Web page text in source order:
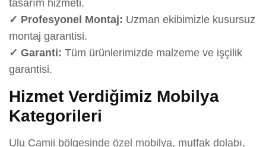
tasarım hizmeti.
✓ Profesyonel Montaj: Uzman ekibimizle kusursuz
montaj garantisi.
✓ Garanti: Tüm ürünlerimizde malzeme ve işçilik
garantisi.
Hizmet Verdiğimiz Mobilya
Kategorileri
Ulu Camii bölgesinde özel mobilya, mutfak dolabı,